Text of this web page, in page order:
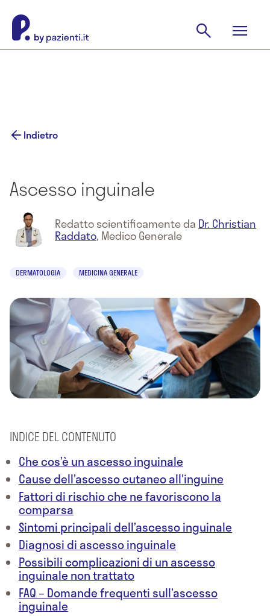
Indietro
Ascesso inguinale
Redatto scientificamente da Dr. Christian
Raddato, Medico Generale
DERMATOLOGIA MEDICINA GENERALE
INDICE DEL CONTENUTO
Che cos’è un ascesso inguinale
Cause dell’ascesso cutaneo all'inguine
Fattori di rischio che ne favoriscono la
comparsa
Sintomi principali dell’ascesso inguinale
Diagnosi di ascesso inguinale
Possibili complicazioni di un ascesso
inguinale non trattato
FAQ – Domande frequenti sull’ascesso
inguinale